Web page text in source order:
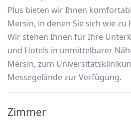
Plus bieten wir Ihnen
Mersin, in denen Sie sich wie
Wir stehen Ihnen für Ihre
und Hotels in unmittelbarer
Mersin, zum
Messegelände zur Verfügung.
Zimmer